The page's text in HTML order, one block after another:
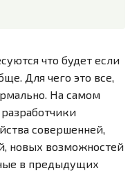
что будет если
Для чего это все,
На самом
совершенней,
новых возможностей
в предыдущих